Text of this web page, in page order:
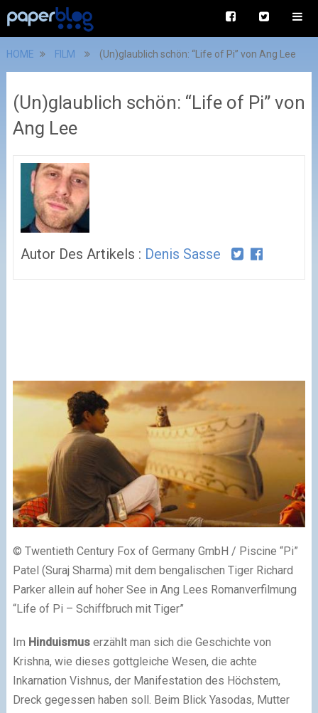
HOME FILM (Un)glaublich schön: “Life of Pi” von Ang Lee
(Un)glaublich schön: “Life of Pi” von
Ang Lee
Autor Des Artikels : Denis Sasse
© Twentieth Century Fox of Germany GmbH / Piscine “Pi”
Patel (Suraj Sharma) mit dem bengalischen Tiger Richard
Parker allein auf hoher See in Ang Lees Romanverfilmung
“Life of Pi – Schiffbruch mit Tiger”
Im Hinduismuserzählt man sich die Geschichte von
Krishna, wie dieses gottgleiche Wesen, die achte
Inkarnation Vishnus, der Manifestation des Höchstem,
Dreck gegessen haben soll. Beim Blick Yasodas, Mutter